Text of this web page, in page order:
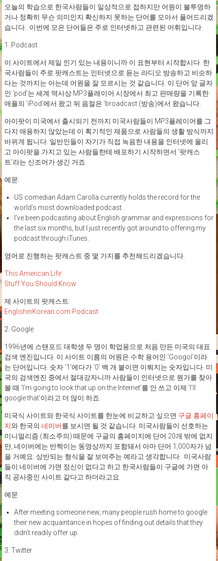
오늘의 학습으로 한국사람들이 일상적으로 접하지만 어원이 불투명하
거나 정확히 무슨 의미인지 확신하지 못하는 단어를 모아서 풀어드리겠
습니다. 이번에 모은 단어들은 주로 인터넷하고 관련된 어휘입니다.
1. Podcast
이 사이트에서 제일 인기 있는 내용이니까 이 표현부터 시작합시다. 한
국사람들이 주로 팟캐스트는 인터넷으로 듣는 라디오 방송하고 비슷하
다는 것까지는 아는데 어원을 잘 모르시는 것 같습니다. 이 단어 앞 글자
인 ‘pod’는 세계 역사상 MP3플레이어 시장에서 최고 판매량을 기록한
애플의 ‘iPod’에서 왔고 뒤 음절은 ‘broadcast (방송)에서 왔습니다.
아이팟이 미국에서 출시되기 전까지 미국사람들이 MP3플레이어를 그
다지 애용하지 않았는데 이 획기적인 제품으로 사람들의 생활 방식까지
바뀌게 됩니다. 일반인들이 자기가 직접 녹음한 내용을 인터넷에 올리
고 아이팟을 가지고 있는 사람들한테 배포하기 시작하면서 ‘팟캐스
트’라는 신조어가 생긴 거죠.
예문:
US comedian Adam Carolla currently holds the record for the
world’s most downloaded podcast.
I’ve been podcasting about English grammar and expressions for
the last six months, but I just recently got around to offering my
podcast through iTunes.
영어로 진행하는 팟캐스트 중 몇 가지를 추천해드리겠습니다.
This American Life
Stuff You Should Know
제 사이트의 팟캐스트:
EnglishinKorean.com Podcast
2. Google
1996년에 스탠포드 대학생 두 명이 학업용으로 처음 만든 미국의 대표
검색 엔진입니다. 이 사이트 이름의 어원은 수학 용어인 ‘Googol’이라
는 단어입니다. 숫자 ‘1’에다가 ‘0’ 백 개 붙이면 이뤄지는 숫자입니다. 미
국의 검색엔진 중에서 절대강자니까 사람들이 인터넷으로 뭔가를 찾아
볼 때 ‘I’m going to look that up on the Internet’를 안 쓰고 이제 ‘I’ll
google that’이라고 더 많이 하죠.
미국식 사이트와 한국식 사이트를 한눈에 비교하고 싶으면 구글 홈페이
지와 한국의 네이버를 보시면 될 것 같습니다. 미국사람들이 선호하는
미니멀리즘 (최소주의) 때문에 구글의 홈페이지에 단어 20개 밖에 없지
만, 네이버에는 반짝이는 동영상까지 포함돼서 아마 단어 1,000자가 넘
을 거예요. 상반되는 형식을 잘 보여주는 예라고 생각합니다. 미국사람
들이 네이버에 가면 정신이 없다고 하고 한국사람들이 구글에 가면 아
직 공사중인 사이트 같다고 하더라고요.
예문:
After meeting someone new, many people rush home to google
their new acquaintance in hopes of finding out details that they
didn’t readily offer up.
3. Twitter